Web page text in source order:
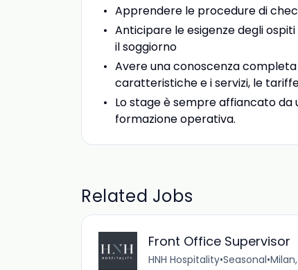
Apprendere le procedure di
Anticipare le esigenze degli
il soggiorno
Avere una conoscenza
caratteristiche e i servizi, le
Lo stage è sempre affiancato da
formazione operativa.
Related Jobs
Front Office Supervisor
HNH Hospitality•Seasonal•